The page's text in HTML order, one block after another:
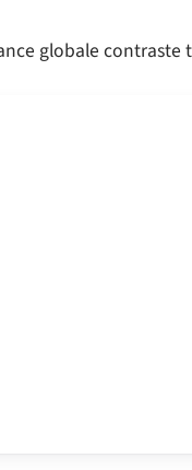
globale contraste